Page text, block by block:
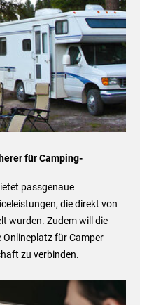
für Camping-
passgenaue
die direkt von
wurden. Zudem will die
Onlineplatz für Camper
zu verbinden.